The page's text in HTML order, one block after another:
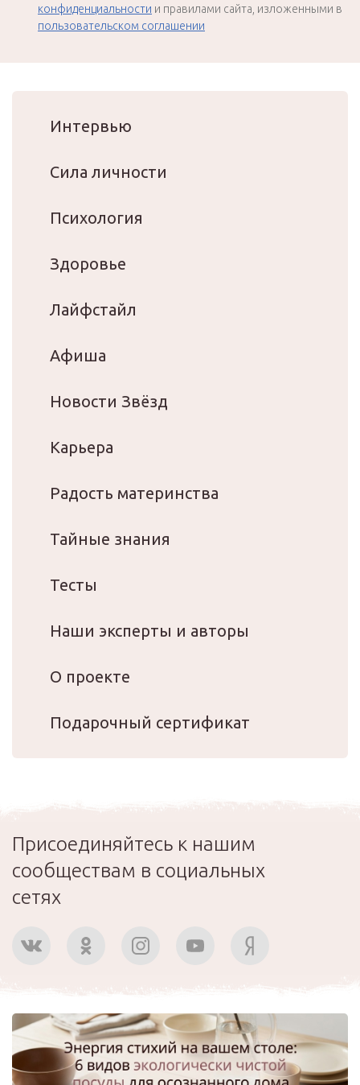
конфиденциальности и правилами сайта, изложенными в
пользовательском соглашении
Интервью
Сила личности
Психология
Здоровье
Лайфстайл
Афиша
Новости Звёзд
Карьера
Радость материнства
Тайные знания
Тесты
Наши эксперты и авторы
О проекте
Подарочный сертификат
Присоединяйтесь к нашим
сообществам в социальных
сетях